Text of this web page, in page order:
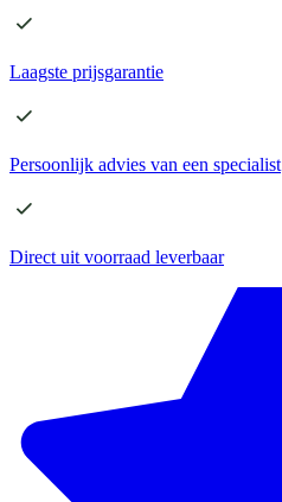
Laagste prijsgarantie
Persoonlijk advies van een specialist
Direct uit voorraad leverbaar